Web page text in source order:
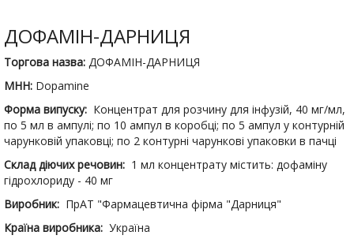
ДОФАМІН-ДАРНИЦЯ
Торгова назва: ДОФАМІН-ДАРНИЦЯ
МНН: Dopamine
Форма випуску: Концентрат для розчину для інфузій, 40 мг/мл,
по 5 мл в ампулі; по 10 ампул в коробці; по 5 ампул у контурній
чарунковій упаковці; по 2 контурні чарункові упаковки в пачці
Склад діючих речовин: 1 мл концентрату містить: дофаміну
гідрохлориду - 40 мг
Виробник: ПрАТ "Фармацевтична фірма "Дарниця"
Країна виробника: Україна